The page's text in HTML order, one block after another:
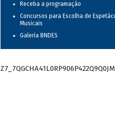
Receba a programação
Concursos para Escolha de
Musicais
Galeria BNDES